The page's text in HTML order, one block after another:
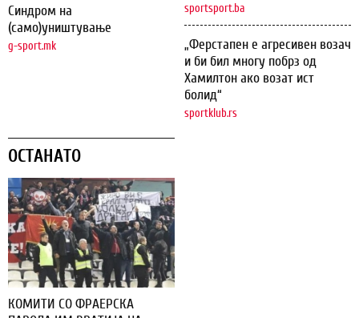
Синдром на
(само)уништување
g-sport.mk
sportsport.ba
„Ферстапен е агресивен возач
и би бил многу побрз од
Хамилтон ако возат ист
болид“
sportklub.rs
ОСТАНАТО
КОМИТИ СО ФРАЕРСКА